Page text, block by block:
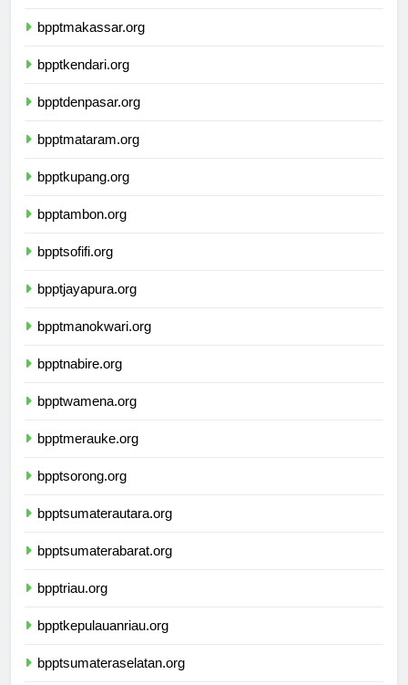
bpptmakassar.org
bpptkendari.org
bpptdenpasar.org
bpptmataram.org
bpptkupang.org
bpptambon.org
bpptsofifi.org
bpptjayapura.org
bpptmanokwari.org
bpptnabire.org
bpptwamena.org
bpptmerauke.org
bpptsorong.org
bpptsumaterautara.org
bpptsumaterabarat.org
bpptriau.org
bpptkepulauanriau.org
bpptsumateraselatan.org